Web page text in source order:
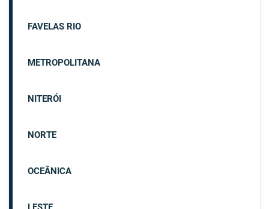
FAVELAS RIO
METROPOLITANA
NITERÓI
NORTE
OCEÂNICA